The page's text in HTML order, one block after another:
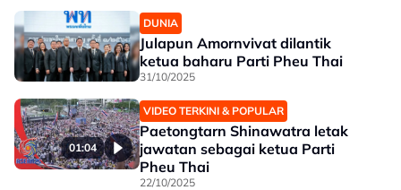
DUNIA
Julapun Amornvivat dilantik
ketua baharu Parti Pheu Thai
31/10/2025
01:04
VIDEO TERKINI & POPULAR
Paetongtarn Shinawatra letak
jawatan sebagai ketua Parti
Pheu Thai
22/10/2025